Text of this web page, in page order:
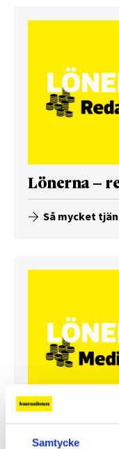
Samtycke
Lönerna –
Så mycket